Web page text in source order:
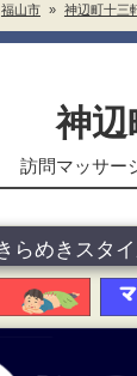
福山市 » 神辺町十三
神辺
訪問マッサー
らめきスタ